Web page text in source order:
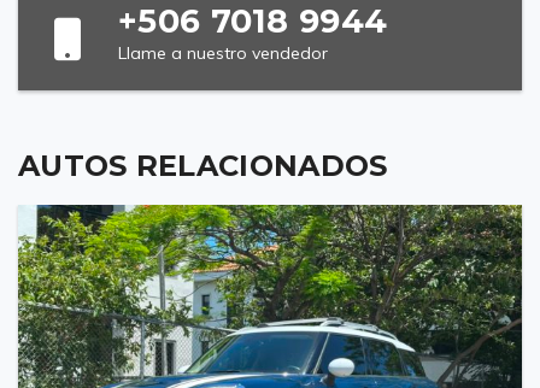
+506 7018 9944
Llame a nuestro vendedor
AUTOS RELACIONADOS